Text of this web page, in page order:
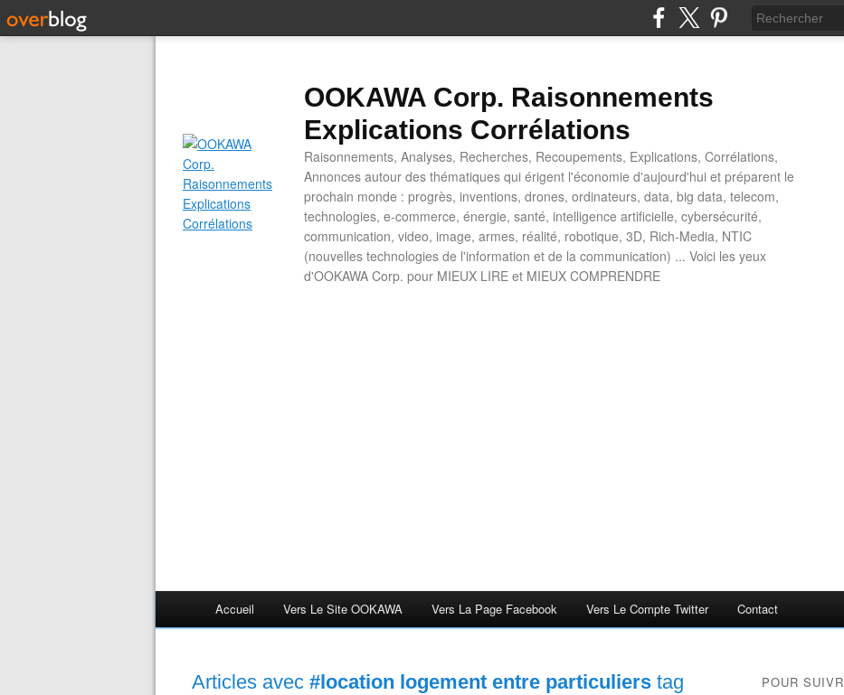
OOKAWA Corp. Raisonnements
Explications Corrélations
Raisonnements, Analyses, Recherches, Recoupements, Explications, Corrélations,
Annonces autour des thématiques qui érigent l'économie d'aujourd'hui et préparent le
prochain monde : progrès, inventions, drones, ordinateurs, data, big data, telecom,
technologies, e-commerce, énergie, santé, intelligence artificielle, cybersécurité,
communication, video, image, armes, réalité, robotique, 3D, Rich-Media, NTIC
(nouvelles technologies de l'information et de la communication) ... Voici les yeux
d'OOKAWA Corp. pour MIEUX LIRE et MIEUX COMPRENDRE
Accueil Vers Le Site OOKAWA Vers La Page Facebook Vers Le Compte Twitter Contact
Articles avec #location logement entre particuliers tag POUR